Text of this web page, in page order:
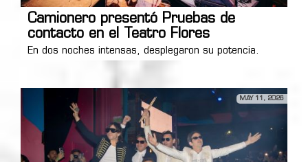
Camionero presentó Pruebas de
contacto en el Teatro Flores
En dos noches intensas, desplegaron su potencia.
MAY 11, 2026